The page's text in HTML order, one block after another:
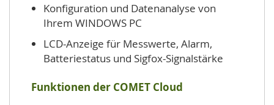
Konfiguration und Datenanalyse von
Ihrem WINDOWS PC
LCD-Anzeige für Messwerte, Alarm,
Batteriestatus und Sigfox-Signalstärke
Funktionen der COMET Cloud